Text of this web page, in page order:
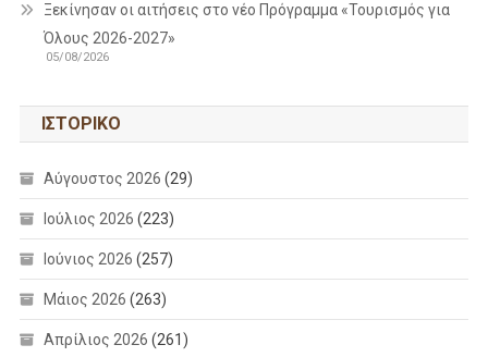
Ξεκίνησαν οι αιτήσεις στο νέο Πρόγραμμα «Τουρισμός για
Όλους 2026-2027»
05/08/2026
ΙΣΤΟΡΙΚΌ
Αύγουστος 2026 (29)
Ιούλιος 2026 (223)
Ιούνιος 2026 (257)
Μάιος 2026 (263)
Απρίλιος 2026 (261)